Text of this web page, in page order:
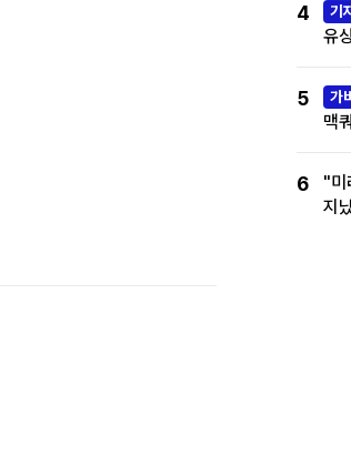
4 기
유
5 가
맥
6
"미
지